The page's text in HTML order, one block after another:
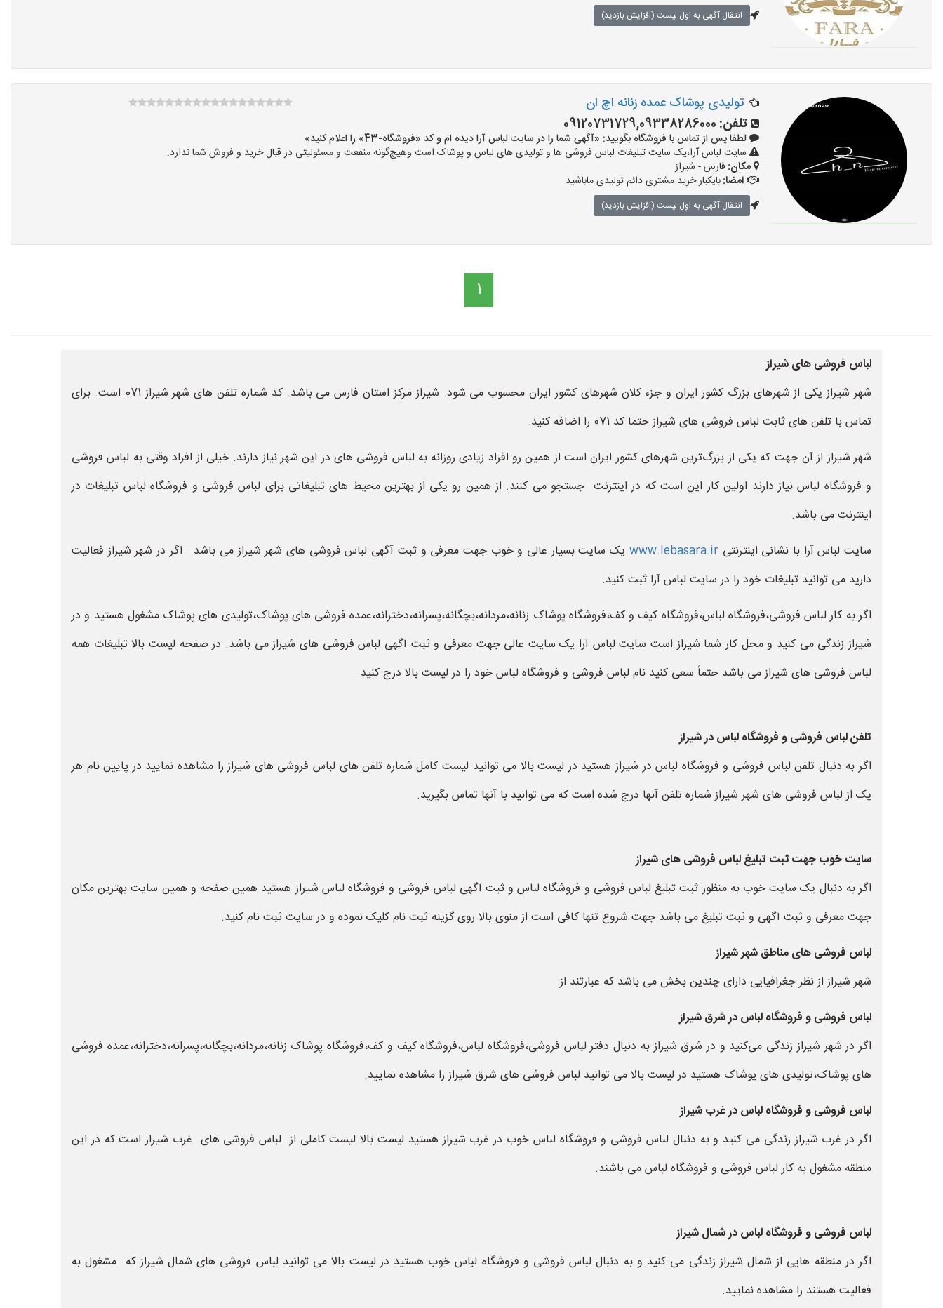
انتقال آگهی به اول لیست (افزایش بازدید)
تولیدی پوشاک عمده زنانه اچ ان
تلفن: 09120731729,09338286000
لطفا پس از تماس با فروشگاه بگویید: «آگهی شما را در سایت لباس آرا دیده ام و کد «فروشگاه-43» را اعلام کنید»
سایت لباس آرا،یک سایت تبلیغات لباس فروشی ها و تولیدی های لباس و پوشاک است وهیچ‌گونه منفعت و مسئولیتی در قبال خرید و فروش شما ندارد.
مکان: فارس - شیراز
امضا:بایکبار خرید مشتری دائم تولیدی ماباشید
انتقال آگهی به اول لیست (افزایش بازدید)
1
لباس فروشی های شیراز
شهر شیراز یکی از شهرهای بزرگ کشور ایران و جزء کلان شهرهای کشور ایران محسوب می شود. شیراز مرکز استان فارس می باشد. کد شماره تلفن های شهر شیراز 071 است. برای
تماس با تلفن های ثابت لباس فروشی های شیراز حتما کد 071 را اضافه کنید.
شهر شیراز از آن جهت که یکی از بزرگ‌ترین شهرهای کشور ایران است از همین رو افراد زیادی روزانه به لباس فروشی های در این شهر نیاز دارند. خیلی از افراد وقتی به لباس فروشی
و فروشگاه لباس نیاز دارند اولین کار این است که در اینترنت جستجو می کنند. از همین رو یکی از بهترین محیط های تبلیغاتی برای لباس فروشی و فروشگاه لباس تبلیغات در
اینترنت می باشد.
سایت لباس آرا با نشانی اینترنتیwww.lebasara.ir یک سایت بسیار عالی و خوب جهت معرفی و ثبت آگهی لباس فروشی های شهر شیراز می باشد. اگر در شهر شیراز فعالیت
دارید می توانید تبلیغات خود را در سایت لباس آرا ثبت کنید.
اگر به کار لباس فروشی،فروشگاه لباس،فروشگاه کیف و کف،فروشگاه پوشاک زنانه،مردانه،بچگانه،پسرانه،دخترانه،عمده فروشی های پوشاک،تولیدی های پوشاک مشغول هستید و در
شیراز زندگی می کنید و محل کار شما شیراز است سایت لباس آرا یک سایت عالی جهت معرفی و ثبت آگهی لباس فروشی های شیراز می باشد. در صفحه لیست بالا تبلیغات همه
لباس فروشی های شیراز می باشد حتماً سعی کنید نام لباس فروشی و فروشگاه لباس خود را در لیست بالا درج کنید.
تلفن لباس فروشی و فروشگاه لباس در شیراز
اگر به دنبال تلفن لباس فروشی و فروشگاه لباس در شیراز هستید در لیست بالا می توانید لیست کامل شماره تلفن های لباس فروشی های شیراز را مشاهده نمایید در پایین نام هر
یک از لباس فروشی های شهر شیراز شماره تلفن آنها درج شده است که می توانید با آنها تماس بگیرید.
سایت خوب جهت ثبت تبلیغ لباس فروشی های شیراز
اگر به دنبال یک سایت خوب به منظور ثبت تبلیغ لباس فروشی و فروشگاه لباس و ثبت آگهی لباس فروشی و فروشگاه لباس شیراز هستید همین صفحه و همین سایت بهترین مکان
جهت معرفی و ثبت آگهی و ثبت تبلیغ می باشد جهت شروع تنها کافی است از منوی بالا روی گزینه ثبت نام کلیک نموده و در سایت ثبت نام کنید.
لباس فروشی های مناطق شهر شیراز
شهر شیراز از نظر جغرافیایی دارای چندین بخش می باشد که عبارتند از:
لباس فروشی و فروشگاه لباس در شرق شیراز
اگر در شهر شیراز زندگی می‌کنید و در شرق شیراز به دنبال دفتر لباس فروشی،فروشگاه لباس،فروشگاه کیف و کف،فروشگاه پوشاک زنانه،مردانه،بچگانه،پسرانه،دخترانه،عمده فروشی
های پوشاک،تولیدی های پوشاک هستید در لیست بالا می توانید لباس فروشی های شرق شیراز را مشاهده نمایید.
لباس فروشی و فروشگاه لباس در غرب شیراز
اگر در غرب شیراز زندگی می کنید و به دنبال لباس فروشی و فروشگاه لباس خوب در غرب شیراز هستید لیست بالا لیست کاملی از لباس فروشی های غرب شیراز است که در این
منطقه مشغول به کار لباس فروشی و فروشگاه لباس می باشند.
لباس فروشی و فروشگاه لباس در شمال شیراز
اگر در منطقه هایی از شمال شیراز زندگی می کنید و به دنبال لباس فروشی و فروشگاه لباس خوب هستید در لیست بالا می توانید لباس فروشی های شمال شیراز که مشغول به
فعالیت هستند را مشاهده نمایید.